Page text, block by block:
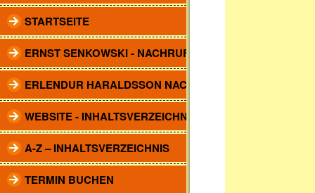
STARTSEITE
ERNST SENKOWSKI - NACHRUF
ERLENDUR HARALDSSON NACHRUF
WEBSITE - INHALTSVERZEICHNIS
A-Z – INHALTSVERZEICHNIS
TERMIN BUCHEN